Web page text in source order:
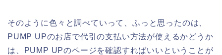
そのように色々と調べていって、ふっと思ったのは、
PUMP UPのお店で代引の支払い方法が使えるかどうか
は、PUMP UPのページを確認すればいいということが